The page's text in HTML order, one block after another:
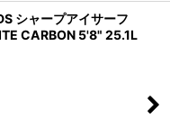
シャープアイサーフ
CARBON 5'8" 25.1L